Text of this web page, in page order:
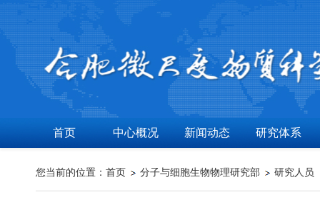
首页 中心概况 新闻动态 研究体系
您当前的位置： 首页 分子与细胞生物物理研究部 研究人员